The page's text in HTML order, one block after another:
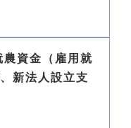
資金（雇用就
新法人設立支